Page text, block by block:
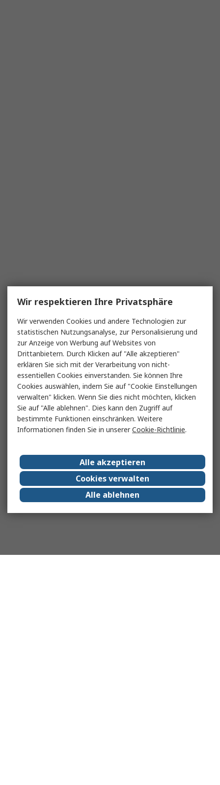
Wir respektieren Ihre Privatsphäre
Wir verwenden Cookies und andere Technologien zur
statistischen Nutzungsanalyse, zur Personalisierung und
zur Anzeige von Werbung auf Websites von
Drittanbietern. Durch Klicken auf "Alle akzeptieren"
erklären Sie sich mit der Verarbeitung von nicht-
essentiellen Cookies einverstanden. Sie können Ihre
Cookies auswählen, indem Sie auf "Cookie Einstellungen
verwalten" klicken. Wenn Sie dies nicht möchten, klicken
Sie auf "Alle ablehnen". Dies kann den Zugriff auf
bestimmte Funktionen einschränken. Weitere
Informationen finden Sie in unsererCookie-Richtlinie.
Alle akzeptieren
Cookies verwalten
Alle ablehnen